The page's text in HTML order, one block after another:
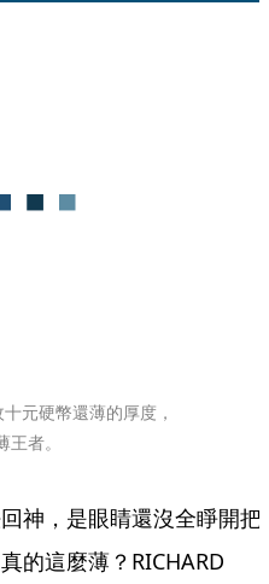
元硬幣還薄的厚度，
者。
神，是眼睛還沒全睜開把
的這麼薄？RICHARD